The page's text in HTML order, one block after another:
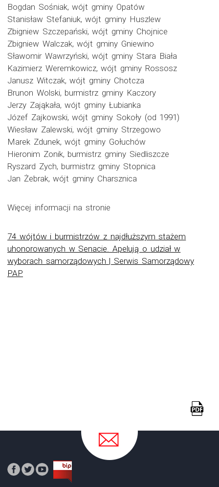
Bogdan Sośniak, wójt gminy Opatów
Stanisław Stefaniuk, wójt gminy Huszlew
Zbigniew Szczepański, wójt gminy Chojnice
Zbigniew Walczak, wójt gminy Gniewino
Sławomir Wawrzyński, wójt gminy Stara Biała
Kazimierz Weremkowicz, wójt gminy Rossosz
Janusz Witczak, wójt gminy Chotcza
Brunon Wolski, burmistrz gminy Kaczory
Jerzy Zająkała, wójt gminy Łubianka
Józef Zajkowski, wójt gminy Sokoły (od 1991)
Wiesław Zalewski, wójt gminy Strzegowo
Marek Zdunek, wójt gminy Gołuchów
Hieronim Zonik, burmistrz gminy Siedliszcze
Ryszard Zych, burmistrz gminy Stopnica
Jan Żebrak, wójt gminy Charsznica
Więcej informacji na stronie
74 wójtów i burmistrzów z najdłuższym stażem
uhonorowanych w Senacie. Apelują o udział w
wyborach samorządowych | Serwis Samorządowy
PAP